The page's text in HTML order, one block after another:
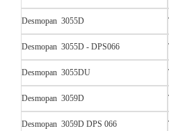
Desmopan 3055D
Desmopan 3055D - DPS066
Desmopan 3055DU
Desmopan 3059D
Desmopan 3059D DPS 066